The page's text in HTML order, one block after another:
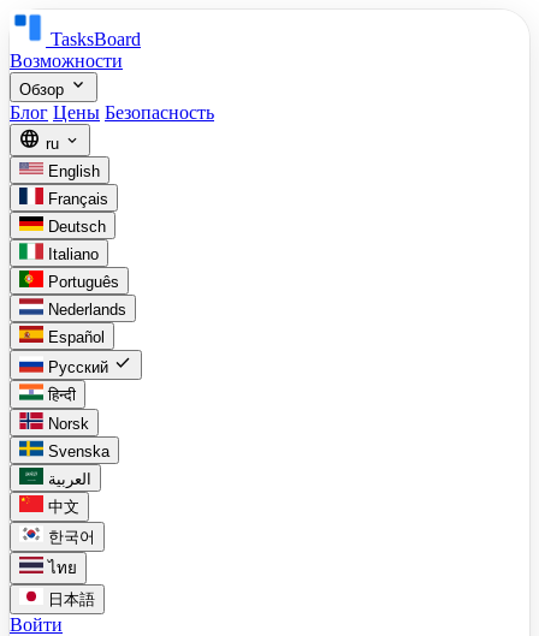
TasksBoard
Возможности
Обзор expand_more
Блог Цены Безопасность
language ru expand_more
English
Français
Deutsch
Italiano
Português
Nederlands
Español
Русский check
हिन्दी
Norsk
Svenska
العربية
中文
한국어
ไทย
日本語
Войти